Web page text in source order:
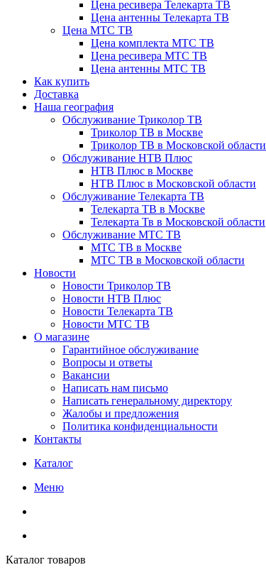
Цена ресивера Телекарта ТВ
Цена антенны Телекарта ТВ
Цена МТС ТВ
Цена комплекта МТС ТВ
Цена ресивера МТС ТВ
Цена антенны МТС ТВ
Как купить
Доставка
Наша география
Обслуживание Триколор ТВ
Триколор ТВ в Москве
Триколор ТВ в Московской области
Обслуживание НТВ Плюс
НТВ Плюс в Москве
НТВ Плюс в Московской области
Обслуживание Телекарта ТВ
Телекарта ТВ в Москве
Телекарта Тв в Московской области
Обслуживание МТС ТВ
МТС ТВ в Москве
МТС ТВ в Московской области
Новости
Новости Триколор ТВ
Новости НТВ Плюс
Новости Телекарта ТВ
Новости МТС ТВ
О магазине
Гарантийное обслуживание
Вопросы и ответы
Вакансии
Написать нам письмо
Написать генеральному директору
Жалобы и предложения
Политика конфиденциальности
Контакты
Каталог
Меню
Каталог товаров